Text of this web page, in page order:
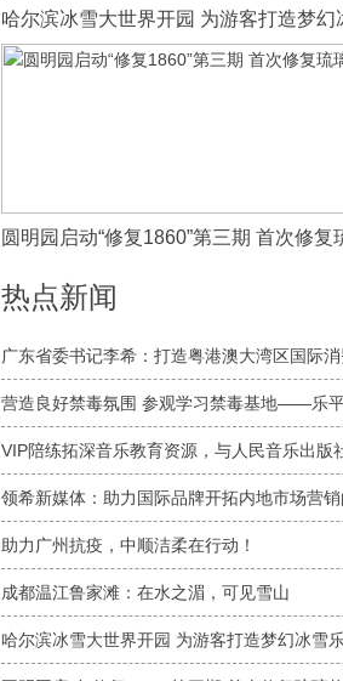
哈尔滨冰雪大世界开园 为游客打造梦幻
圆明园启动“修复1860”第三期 首次修复
热点新闻
广东省委书记李希：打造粤港澳大湾区国际消
营造良好禁毒氛围 参观学习禁毒基地——乐
VIP陪练拓深音乐教育资源，与人民音乐出版
领希新媒体：助力国际品牌开拓内地市场营
助力广州抗疫，中顺洁柔在行动！
成都温江鲁家滩：在水之湄，可见雪山
哈尔滨冰雪大世界开园 为游客打造梦幻冰雪